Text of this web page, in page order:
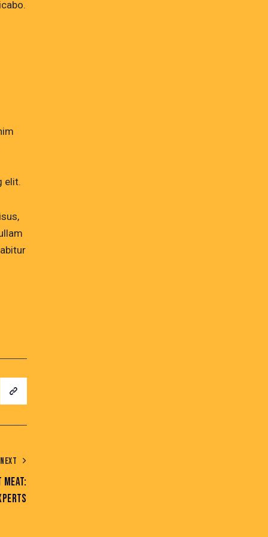
elit.
NEXT
MEAT: